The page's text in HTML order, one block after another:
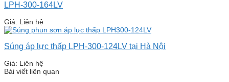
LPH-300-164LV
Giá: Liên hệ
Súng áp lực thấp LPH-300-124LV tại Hà Nội
Giá: Liên hệ
Bài viết liên quan